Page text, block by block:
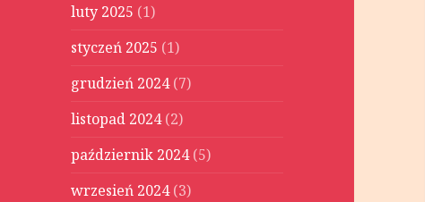
luty 2025 (1)
styczeń 2025 (1)
grudzień 2024(7)
listopad 2024(2)
październik 2024(5)
wrzesień 2024(3)